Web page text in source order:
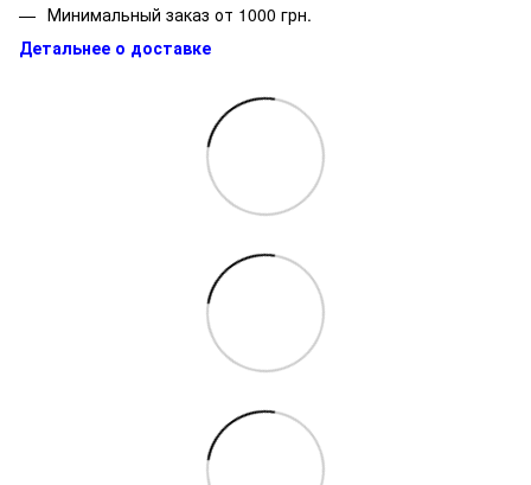
Минимальный заказ от 1000 грн.
Детальнее о доставке